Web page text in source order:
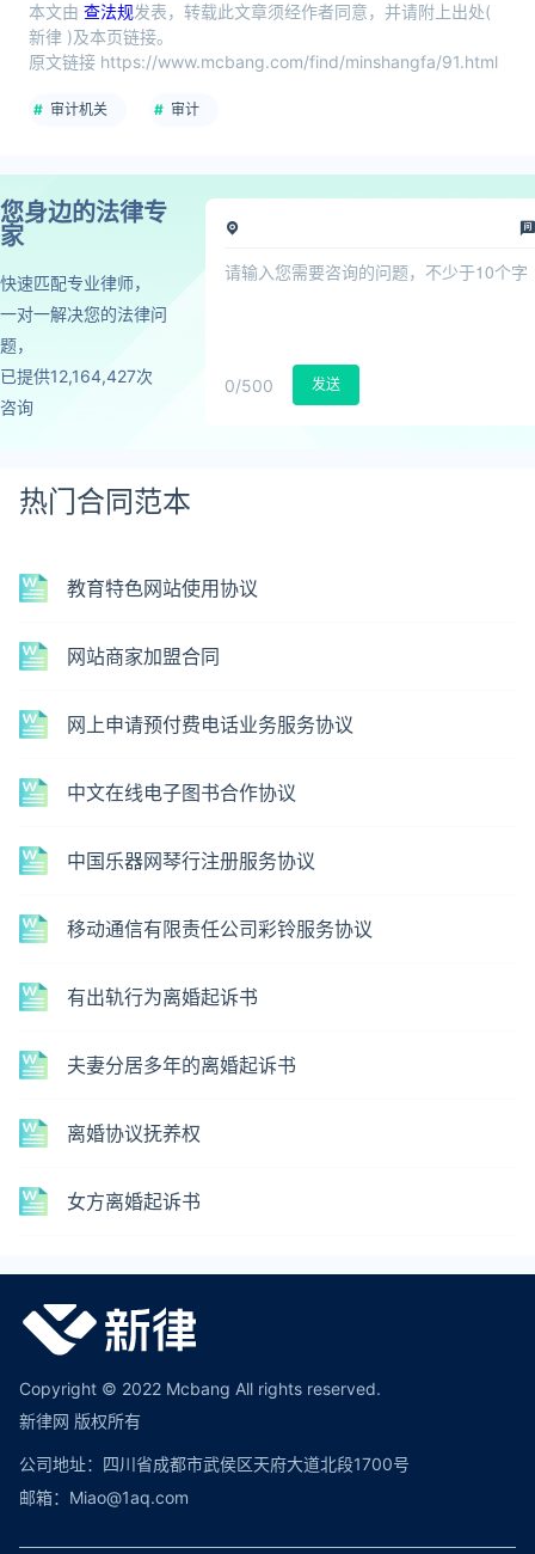
本文由 查法规发表，转载此文章须经作者同意，并请附上出处(
新律 )及本页链接。
原文链接 https://www.mcbang.com/find/minshangfa/91.html
审计机关 审计
您身边的法律专
家
快速匹配专业律师，
一对一解决您的法律问
题，
已提供12,164,427次
咨询
0/500 发送
热门合同范本
教育特色网站使用协议
网站商家加盟合同
网上申请预付费电话业务服务协议
中文在线电子图书合作协议
中国乐器网琴行注册服务协议
移动通信有限责任公司彩铃服务协议
有出轨行为离婚起诉书
夫妻分居多年的离婚起诉书
离婚协议抚养权
女方离婚起诉书
Copyright © 2022 Mcbang All rights reserved.
新律网 版权所有
公司地址：四川省成都市武侯区天府大道北段1700号
邮箱：Miao@1aq.com